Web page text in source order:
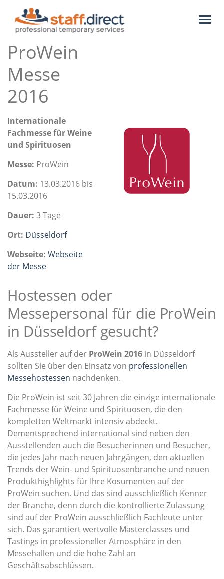
Toggle
ProWein
Messe
2016
Internationale
Fachmesse für Weine
und Spirituosen
Messe: ProWein
Datum: 13.03.2016 bis
15.03.2016
Dauer: 3 Tage
Ort: Düsseldorf
Webseite: Webseite
der Messe
Hostessen oder
Messepersonal für die ProWein
in Düsseldorf gesucht?
Als Aussteller auf der ProWein 2016 in Düsseldorf
sollten Sie über den Einsatz von professionellen
Messehostessen nachdenken.
Die ProWein ist seit 30 Jahren die einzige internationale
Fachmesse für Weine und Spirituosen, die den
kompletten Weltmarkt intensiv abdeckt.
Dementsprechend international sind neben den
Ausstellenden auch die Besucherinnen und Besucher,
die jedes Jahr nach neuen Jahrgängen, den aktuellen
Trends der Wein- und Spirituosenbranche und neuen
Produkthighlights für Ihre Kosumenten auf der
ProWein suchen. Und das sind ausschließlich Kenner
der Branche, denn durch die kontrollierte Zulassung
sind auf der ProWein ausschließlich Fachleute unter
sich. Das garantiert wertvolle Masterclasses und
Tastings in professioneller Atmosphäre in den
Messehallen und die hohe Zahl an
Geschäftsabschlüssen.